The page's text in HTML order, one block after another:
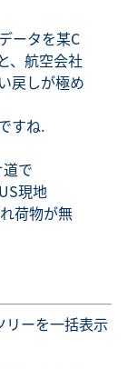
ータを某C
、航空会社
戻しが極め
すね.
で
現地
荷物が無
リーを一括表示